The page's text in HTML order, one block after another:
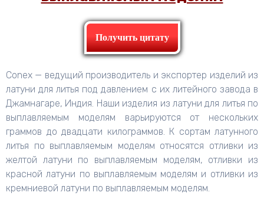
Получить цитату
Conex — ведущий производитель и экспортер изделий из
латуни для литья под давлением с их литейного завода в
Джамнагаре, Индия. Наши изделия из латуни для литья по
выплавляемым моделям варьируются от нескольких
граммов до двадцати килограммов. К сортам латунного
литья по выплавляемым моделям относятся отливки из
желтой латуни по выплавляемым моделям, отливки из
красной латуни по выплавляемым моделям и отливки из
кремниевой латуни по выплавляемым моделям.